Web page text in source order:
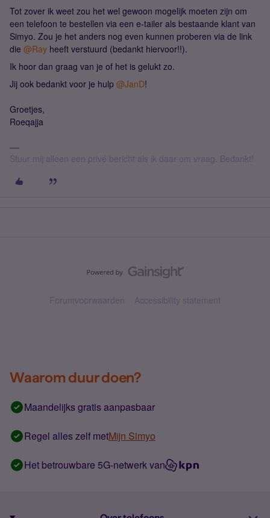
Tot zover ik weet zou het wel gewoon mogelijk moeten zijn om
een telefoon te bestellen via een e-tailer als bestaande klant van
Simyo. Zou je het anders nog even kunnen proberen via de link
die @Ray heeft verstuurd (bedankt hiervoor!!).
Ik hoor dan graag van je of het is gelukt zo.
Jij ook bedankt voor je hulp @JanD!
Groetjes,
Roeqajja
Stuur mij alleen een privé bericht als ik daar om vraag. Bedankt!
Forumvoorwaarden Accessibility statement
Waarom duur doen?
Maandelijks gratis aanpasbaar
Regel alles zelf metMijn Simyo
Het betrouwbare 5G-netwerk van